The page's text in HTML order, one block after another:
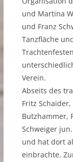
und Martina
und Franz
Tanzfläche
Verein.
Abseits des
Fritz
Butzhammer,
Schweiger
und hat dort
einbrachte.